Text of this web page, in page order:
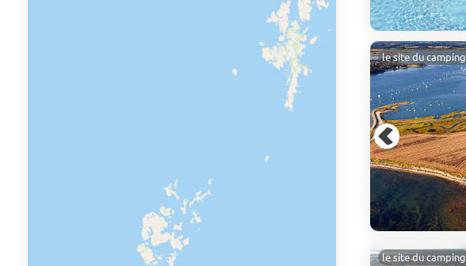
le site du camping
le site du camping